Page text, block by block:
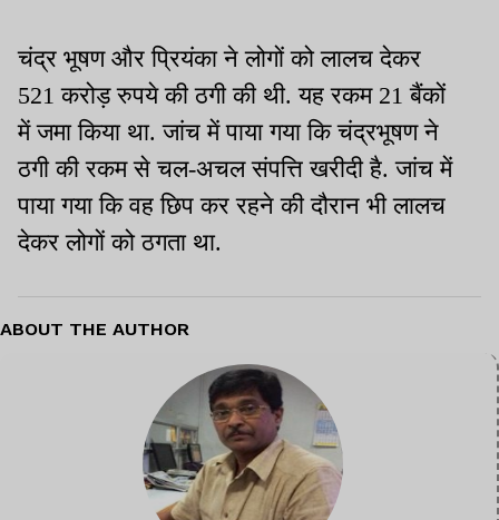
चंद्र भूषण और प्रियंका ने लोगों को लालच देकर
521 करोड़ रुपये की ठगी की थी. यह रकम 21 बैंकों
में जमा किया था. जांच में पाया गया कि चंद्रभूषण ने
ठगी की रकम से चल-अचल संपत्ति खरीदी है. जांच में
पाया गया कि वह छिप कर रहने की दौरान भी लालच
देकर लोगों को ठगता था.
ABOUT THE AUTHOR